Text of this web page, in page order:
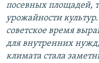
посевных площадей,
урожайности
советское время
для внутренних
климата стала